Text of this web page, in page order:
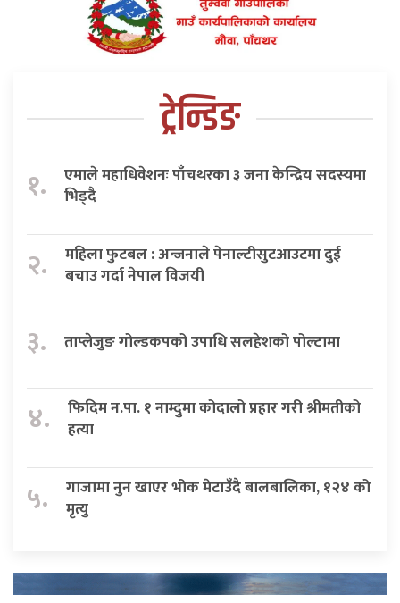
ट्रेन्डिङ
१.
एमाले महाधिवेशनः पाँचथरका ३ जना केन्द्रिय सदस्यमा
भिड्दै
२.
महिला फुटबल : अन्जनाले पेनाल्टीसुटआउटमा दुई
बचाउ गर्दा नेपाल विजयी
३. ताप्लेजुङ गोल्डकपको उपाधि सलहेशको पोल्टामा
४.
फिदिम न.पा. १ नाम्दुमा कोदालो प्रहार गरी श्रीमतीको
हत्या
५.
गाजामा नुन खाएर भोक मेटाउँदै बालबालिका, १२४ को
मृत्यु